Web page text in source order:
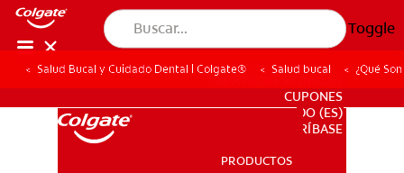
Toggle
PARA PROFESIONALES
CUPONES
DO (ES)
SUSCRÍBASE
PRODUCTOS
Salud Bucal y Cuidado Dental | Colgate® Salud bucal ¿Qué